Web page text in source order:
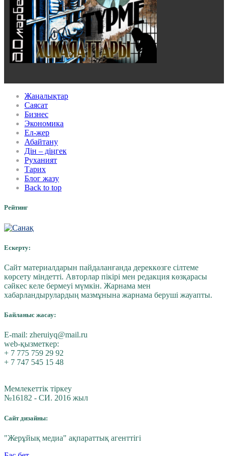
Жаңалықтар
Саясат
Бизнес
Экономика
Ел-жер
Абайтану
Дін – діңгек
Руханият
Тарих
Блог жазу
Back to top
Рейтинг
Ескерту:
Сайт материалдарын пайдаланғанда дереккөзге сілтеме
көрсету міндетті. Авторлар пікірі мен редакция көзқарасы
сәйкес келе бермеуі мүмкін. Жарнама мен
хабарландырулардың мазмұнына жарнама беруші жауапты.
Байланыс жасау:
E-mail: zheruiyq@mail.ru
web-қызметкер:
+ 7 775 759 29 92
+ 7 747 545 15 48
Мемлекеттік тіркеу
№16182 - СИ. 2016 жыл
Сайт дизайны:
"Жерұйық медиа" ақпараттық агенттігі